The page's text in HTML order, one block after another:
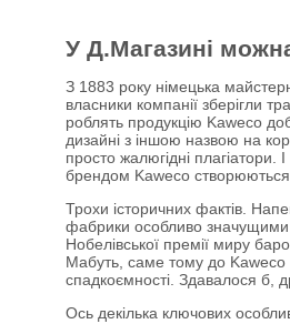
У Д.Магазині
З 1883 року німецька
власники компанії зберігли
роблять продукцію Kaweco
дизайні з іншою назвою на
просто жалюгідні плагіатори.
брендом Kaweco створюються
Трохи історичних фактів.
фабрики особливо значущими
Нобелівської премії миру
Мабуть, саме тому до Kaweco
спадкоємності. Здавалося б,
Ось декілька ключових